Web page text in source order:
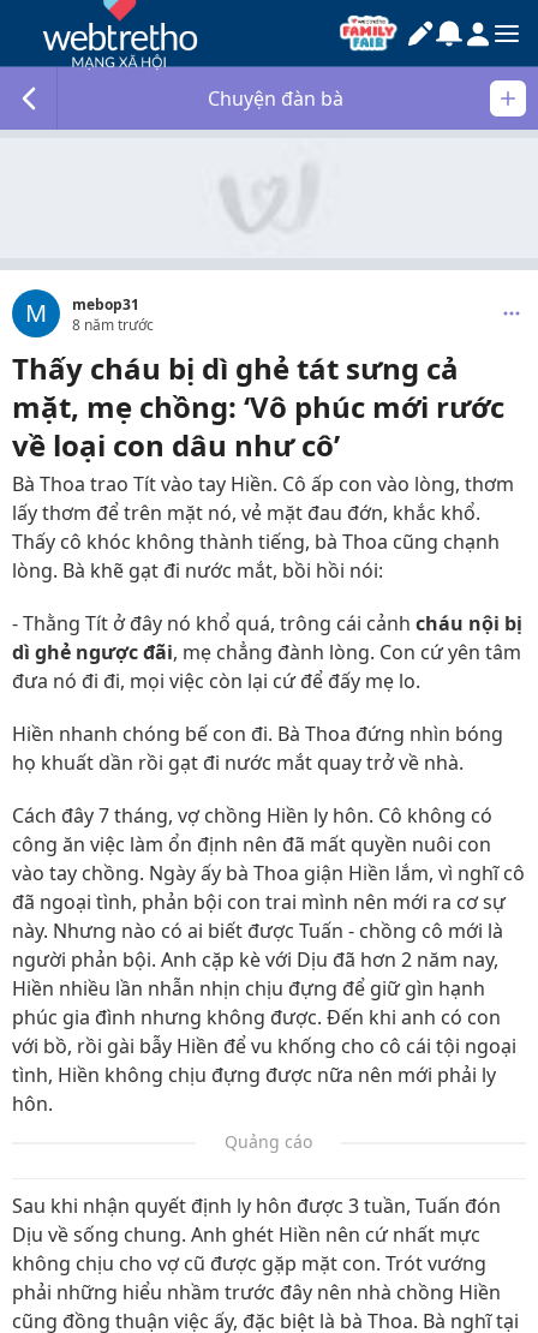
Chuyện đàn bà
M
mebop31
8 năm trước
Thấy cháu bị dì ghẻ tát sưng cả
mặt, mẹ chồng: ‘Vô phúc mới rước
về loại con dâu như cô’
Bà Thoa trao Tít vào tay Hiền. Cô ấp con vào lòng, thơm
lấy thơm để trên mặt nó, vẻ mặt đau đớn, khắc khổ.
Thấy cô khóc không thành tiếng, bà Thoa cũng chạnh
lòng. Bà khẽ gạt đi nước mắt, bồi hồi nói:
- Thằng Tít ở đây nó khổ quá, trông cái cảnh cháu nội bị
dì ghẻ ngược đãi, mẹ chẳng đành lòng. Con cứ yên tâm
đưa nó đi đi, mọi việc còn lại cứ để đấy mẹ lo.
Hiền nhanh chóng bế con đi. Bà Thoa đứng nhìn bóng
họ khuất dần rồi gạt đi nước mắt quay trở về nhà.
Cách đây 7 tháng, vợ chồng Hiền ly hôn. Cô không có
công ăn việc làm ổn định nên đã mất quyền nuôi con
vào tay chồng. Ngày ấy bà Thoa giận Hiền lắm, vì nghĩ cô
đã ngoại tình, phản bội con trai mình nên mới ra cơ sự
này. Nhưng nào có ai biết được Tuấn - chồng cô mới là
người phản bội. Anh cặp kè với Dịu đã hơn 2 năm nay,
Hiền nhiều lần nhẫn nhịn chịu đựng để giữ gìn hạnh
phúc gia đình nhưng không được. Đến khi anh có con
với bồ, rồi gài bẫy Hiền để vu khống cho cô cái tội ngoại
tình, Hiền không chịu đựng được nữa nên mới phải ly
hôn.
Quảng cáo
Sau khi nhận quyết định ly hôn được 3 tuần, Tuấn đón
Dịu về sống chung. Anh ghét Hiền nên cứ nhất mực
không chịu cho vợ cũ được gặp mặt con. Trót vướng
phải những hiểu nhầm trước đây nên nhà chồng Hiền
cũng đồng thuận việc ấy, đặc biệt là bà Thoa. Bà nghĩ tại